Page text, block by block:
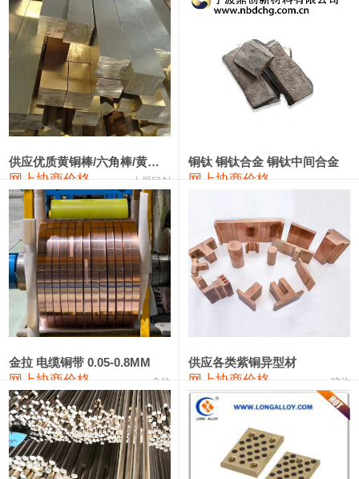
2202#硅 14,100—14,300
553#硅 9,200—9,400 9,300
3303#硅 10,300—10,500 10,400
441#硅 9,500—9,700
金属硅553#-331# 9,300—10,700 10,000 0
漆包线 111,610—115,610 113,610
磷铜合金 110,400—117,200 113,800 1,050
无氧铜丝(硬) 109,350—109,650 109,500
R410A专用紫铜管 113,340—113,340
铸造铝合金锭(A380） 26,200—26,400 26,300 100
铝合金ADC12 24,100—24,300 100
铸造铝合金锭(ZL102) 24,100—24,300 24,200
供应优质黄铜棒/六角棒/黄铜方板
网上协商价格 十堰同创
铜钛 铜钛合金 铜钛中间合金
网上协商价格
金拉 电缆铜带 0.05-0.8MM
网上协商价格 金拉
供应各类紫铜异型材
网上协商价格 骏达